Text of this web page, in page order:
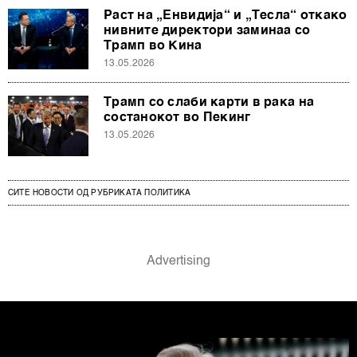
Раст на „Енвидија“ и „Тесла“ откако
нивните директори заминаа со
Трамп во Кина
13.05.2026
Трамп со слаби карти в рака на
состанокот во Пекинг
13.05.2026
СИТЕ НОВОСТИ ОД РУБРИКАТА ПОЛИТИКА